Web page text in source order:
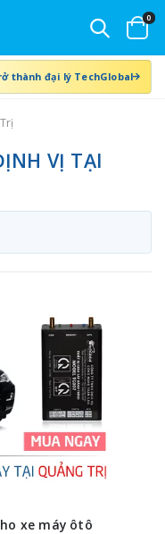
0
thành đại lý TechGlobal
VỊ TẠI
xe máy ôtô